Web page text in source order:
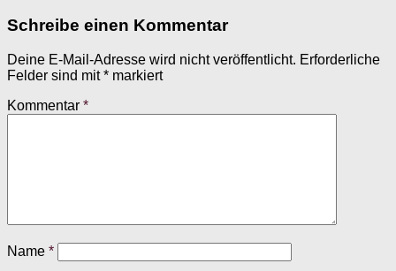
Schreibe einen Kommentar
Deine E-Mail-Adresse wird nicht veröffentlicht. Erforderliche
Felder sind mit* markiert
Kommentar *
Name *